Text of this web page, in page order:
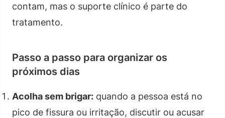
contam, mas o suporte clínico é parte do
tratamento.
Passo a passo para organizar os
próximos dias
Acolha sem brigar: quando a pessoa está no
pico de fissura ou irritação, discutir ou acusar